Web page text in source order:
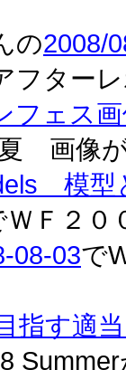
の2008/
ター
フェス
画像
模型
Ｆ２０
08-03で
指す適